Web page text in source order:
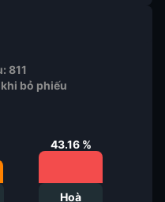
811
bỏ phiếu
43.16%
Hoà